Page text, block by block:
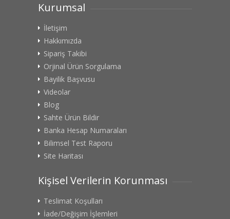
Kurumsal
İletişim
Hakkımızda
Sipariş Takibi
Orjinal Ürün Sorgulama
Bayilik Başvusu
Videolar
Blog
Sahte Ürün Bildir
Banka Hesap Numaraları
Bilimsel Test Raporu
Site Haritası
Kişisel Verilerin Korunması
Teslimat Koşulları
İade/Değişim İşlemleri